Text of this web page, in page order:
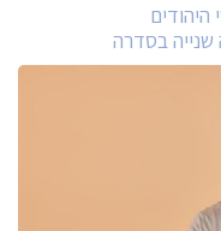
בסדרה